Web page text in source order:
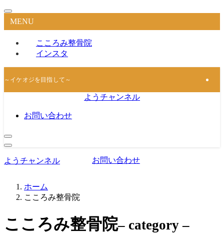
MENU
こころみ整骨院
インスタ
～イケオジを目指して～
ようチャンネル
お問い合わせ
ようチャンネル お問い合わせ
ホーム
こころみ整骨院
こころみ整骨院– category –